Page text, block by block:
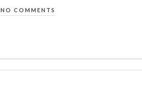
NO COMMENTS